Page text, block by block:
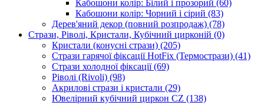
Кабошони колір: Білий і прозорий (60)
Кабошони колір: Чорний і сірий (83)
Дерев'яний декор (повний розпродаж) (78)
Стрази, Ріволі, Кристали, Кубічний цирконій (0)
Кристали (конусні стрази) (205)
Стрази гарячої фіксації HotFix (Термострази) (41)
Стрази холодної фіксації(69)
Ріволі (Rivoli) (98)
Акрилові стрази і кристали (29)
Ювелірний кубічний циркон CZ (138)